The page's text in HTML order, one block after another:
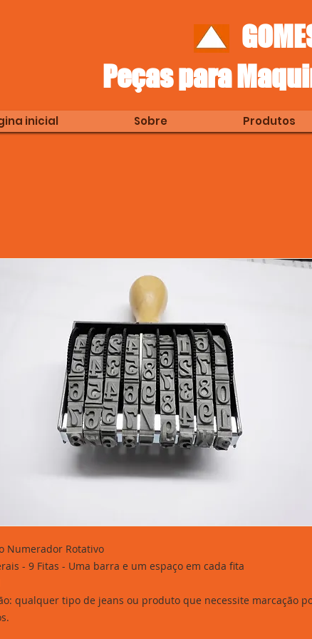
Peças para
inicial Sobre Produtos
Numerador Rotativo
- 9 Fitas - Uma barra e um espaço em cada fita
qualquer tipo de jeans ou produto que necessite marcação